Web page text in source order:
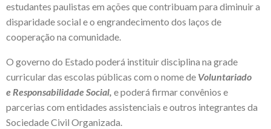
estudantes paulistas em ações que contribuam para diminuir a
disparidade social e o engrandecimento dos laços de
cooperação na comunidade.
O governo do Estado poderá instituir disciplina na grade
curricular das escolas públicas com o nome de Voluntariado
e Responsabilidade Social, e poderá firmar convênios e
parcerias com entidades assistenciais e outros integrantes da
Sociedade Civil Organizada.